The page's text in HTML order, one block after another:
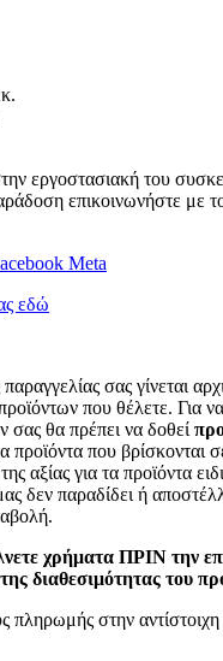
εργοστασιακή του
επικοινωνήστε με
Meta
εδώ
σας γίνεται
που θέλετε. Για να
θα πρέπει να δοθεί
προϊόντα που βρίσκονται
της αξίας για τα προϊόντα
δεν παραδίδει ή
χρήματα ΠΡΙΝ την
διαθεσιμότητας του
πληρωμής στην αντίστοιχη